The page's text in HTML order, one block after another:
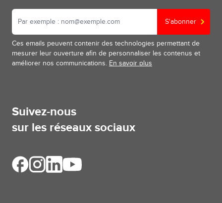
S'abonner
Ces emails peuvent contenir des technologies permettant de
mesurer leur ouverture afin de personnaliser les contenus et
améliorer nos communications. En savoir plus
Suivez-nous
sur les réseaux sociaux